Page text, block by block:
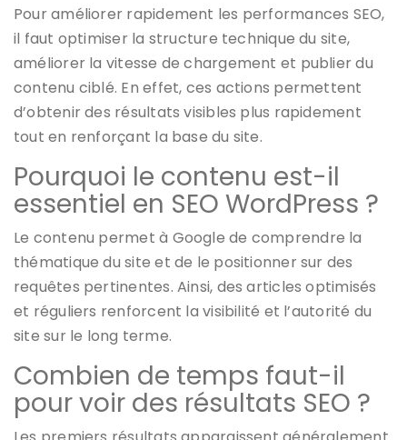
Pour améliorer rapidement les performances SEO,
il faut optimiser la structure technique du site,
améliorer la vitesse de chargement et publier du
contenu ciblé. En effet, ces actions permettent
d’obtenir des résultats visibles plus rapidement
tout en renforçant la base du site.
Pourquoi le contenu est-il
essentiel en SEO WordPress ?
Le contenu permet à Google de comprendre la
thématique du site et de le positionner sur des
requêtes pertinentes. Ainsi, des articles optimisés
et réguliers renforcent la visibilité et l’autorité du
site sur le long terme.
Combien de temps faut-il
pour voir des résultats SEO ?